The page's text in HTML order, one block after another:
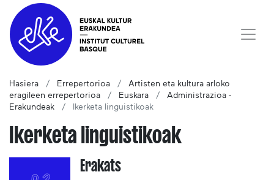
Hasiera Errepertorioa
Artisten eta kultura arloko
eragileen errepertorioa
Euskara
Administrazioa -
Erakundeak
Ikerketa linguistikoak
Ikerketa linguistikoak
Erakats